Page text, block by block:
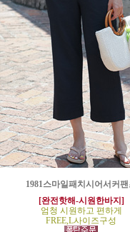
1981스마일패치시어서커팬
[완전핫해-시원한바지]
엄청 시원하고 편하게
FREE,L사이즈구성